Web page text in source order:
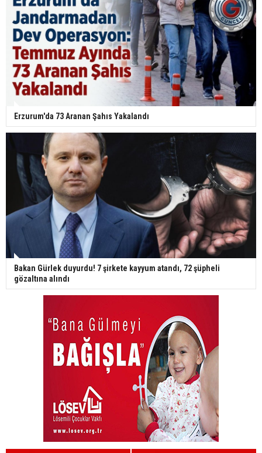
Erzurum'da 73 Aranan Şahıs Yakalandı
Bakan Gürlek duyurdu! 7 şirkete kayyum atandı, 72 şüpheli
gözaltına alındı